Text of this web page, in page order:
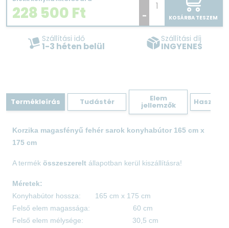
228 500 Ft
-
KOSÁRBA TESZEM
Szállítási idő
1-3 héten belül
Szállítási díj
INGYENES
Termékleírás Tudástér Elem
jellemzők Hasznos
Korzika magasfényű fehér sarok konyhabútor 165 cm x
175 cm
A termék összeszerelt állapotban kerül kiszállításra!
Méretek:
Konyhabútor hossza: 165 cm x 175 cm
Felső elem magassága: 60 cm
Felső elem mélysége: 30,5 cm